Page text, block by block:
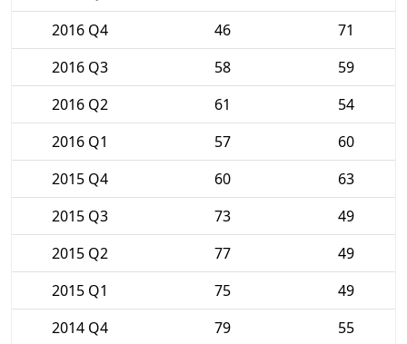
2016 Q4
46
71
2016 Q3
58
59
2016 Q2
61
54
2016 Q1
57
60
2015 Q4
60
63
2015 Q3
73
49
2015 Q2
77
49
2015 Q1
75
49
2014 Q4
79
55